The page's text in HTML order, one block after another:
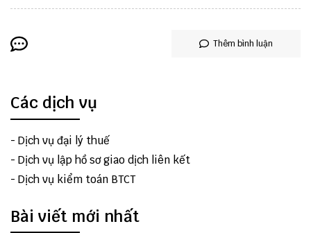
Thêm bình luận
Các dịch vụ
- Dịch vụ đại lý thuế
- Dịch vụ lập hồ sơ giao dịch liên kết
- Dịch vụ kiểm toán BTCT
Bài viết mới nhất